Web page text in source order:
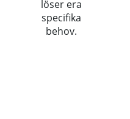
löser era
specifika
behov.